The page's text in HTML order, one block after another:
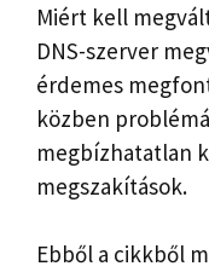
Miért kell
DNS-szerver
érdemes
közben
megbízhatatlan
megszakítások.
Ebből a cikkből